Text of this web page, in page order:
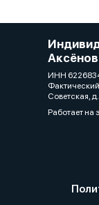
ИНН
Советская,
Работает на